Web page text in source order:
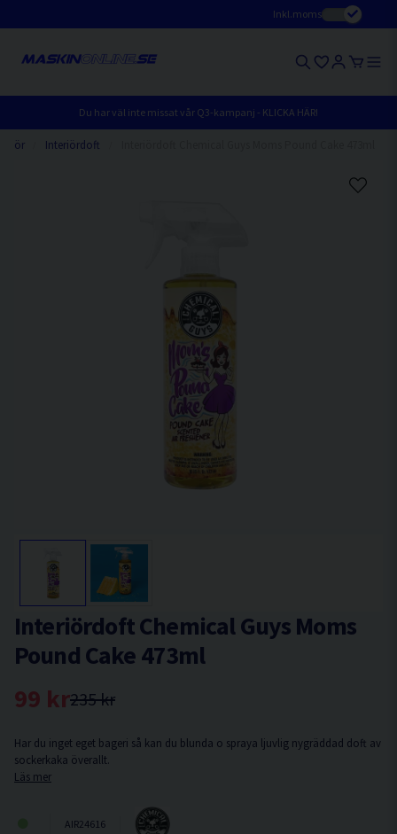
Inkl.moms
Du har väl inte missat vår Q3-kampanj - KLICKA HÄR!
Interiördoft
Interiördoft Chemical Guys Moms
Pound Cake 473ml
235 kr
99 kr
Har du inget eget bageri så kan du blunda o spraya ljuvlig nygräddad doft av
sockerkaka överallt.
Läs mer
AIR24616